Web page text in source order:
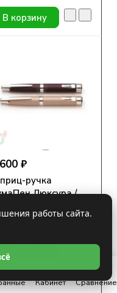
В корзину
₽
ручка
Люксура /
В корзину
Кабинет Сравнение
работы сайта.